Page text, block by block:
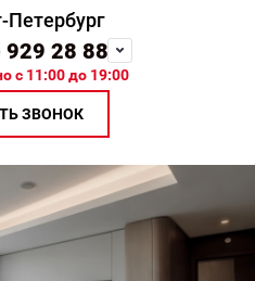
Петербург
929 28 88
с 11:00 до 19:00
ЗВОНОК